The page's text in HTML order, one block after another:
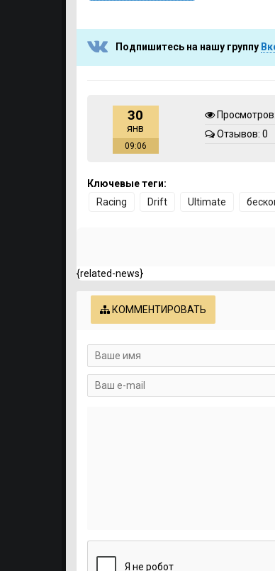
Подпишитесь на нашу группу
30
янв
09:06
Отзывов: 0
Ключевые теги:
Racing
Drift Ultimate
{related-news}
КОММЕНТИРОВАТЬ